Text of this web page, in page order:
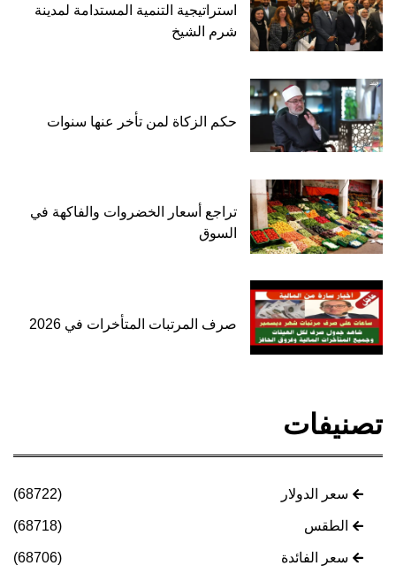
استراتيجية التنمية المستدامة لمدينة
شرم الشيخ
حكم الزكاة لمن تأخر عنها سنوات
تراجع أسعار الخضروات والفاكهة في
السوق
صرف المرتبات المتأخرات في 2026
تصنيفات
سعر الدولار (68722)
الطقس (68718)
سعر الفائدة (68706)